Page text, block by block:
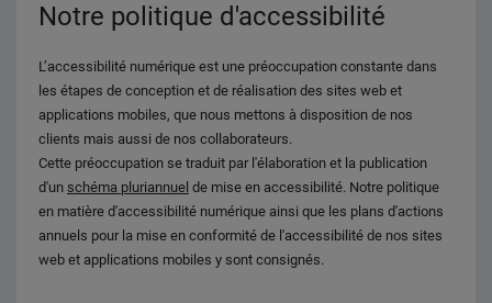
Notre politique d'accessibilité
L’accessibilité numérique est une préoccupation constante dans
les étapes de conception et de réalisation des sites web et
applications mobiles, que nous mettons à disposition de nos
clients mais aussi de nos collaborateurs.
Cette préoccupation se traduit par l'élaboration et la publication
d'un schéma pluriannuel de mise en accessibilité. Notre politique
en matière d'accessibilité numérique ainsi que les plans d'actions
annuels pour la mise en conformité de l'accessibilité de nos sites
web et applications mobiles y sont consignés.